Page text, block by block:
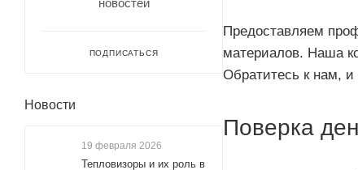
Предоставляем
материалов. Наша
Обратитесь к нам,
Поверка
новостей
ПОДПИСАТЬСЯ
Новости
19 февраля 2026
Тепловизоры и их роль в